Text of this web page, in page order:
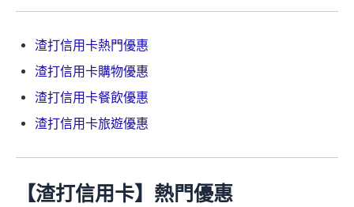
渣打信用卡熱門優惠
渣打信用卡購物優惠
渣打信用卡餐飲優惠
渣打信用卡旅遊優惠
【渣打信用卡】熱門優惠